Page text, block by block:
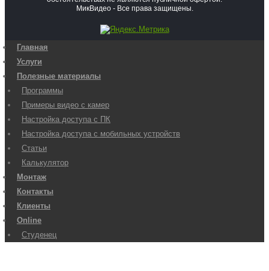
МикВидео - Все права защищены.
Главная
Услуги
Полезные материалы
Программы
Примеры видео с камер
Настройка доступа с ПК
Настройка доступа с мобильных устройств
Статьи
Калькулятор
Монтаж
Контакты
Клиенты
Online
Студенец